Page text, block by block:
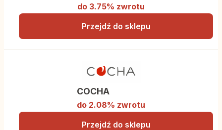
do 3.75% zwrotu
Przejdź do sklepu
COCHA
do 2.08% zwrotu
Przejdź do sklepu